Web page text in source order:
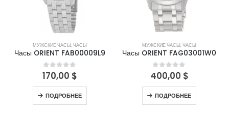
МУЖСКИЕ ЧАСЫ,ЧАСЫ
Часы ORIENT FAB00009L9
0out of 5
170,00 $
ПОДРОБНЕЕ
МУЖСКИЕ ЧАСЫ,ЧАСЫ
Часы ORIENT FAG03001W0
0out of 5
400,00 $
ПОДРОБНЕЕ